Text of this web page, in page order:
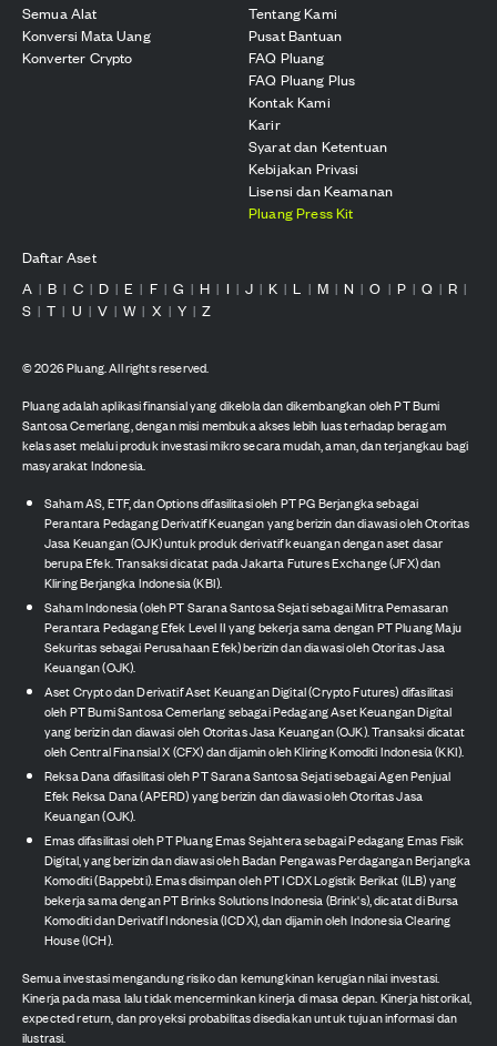
Semua Alat
Konversi Mata Uang
Konverter Crypto
Tentang Kami
Pusat Bantuan
FAQ Pluang
FAQ Pluang Plus
Kontak Kami
Karir
Syarat dan Ketentuan
Kebijakan Privasi
Lisensi dan Keamanan
Pluang Press Kit
Daftar Aset
A | B | C | D | E | F | G | H | I | J | K | L | M | N | O | P | Q | R |
S | T | U | V | W | X | Y | Z
©2026Pluang. All rights reserved.
Pluang adalah aplikasi finansial yang dikelola dan dikembangkan oleh PT Bumi
Santosa Cemerlang, dengan misi membuka akses lebih luas terhadap beragam
kelas aset melalui produk investasi mikro secara mudah, aman, dan terjangkau bagi
masyarakat Indonesia.
Saham AS, ETF, dan Options difasilitasi oleh PT PG Berjangka sebagai
Perantara Pedagang Derivatif Keuangan yang berizin dan diawasi oleh Otoritas
Jasa Keuangan (OJK) untuk produk derivatif keuangan dengan aset dasar
berupa Efek. Transaksi dicatat pada Jakarta Futures Exchange (JFX) dan
Kliring Berjangka Indonesia (KBI).
Saham Indonesia (oleh PT Sarana Santosa Sejati sebagai Mitra Pemasaran
Perantara Pedagang Efek Level II yang bekerja sama dengan PT Pluang Maju
Sekuritas sebagai Perusahaan Efek) berizin dan diawasi oleh Otoritas Jasa
Keuangan (OJK).
Aset Crypto dan Derivatif Aset Keuangan Digital (Crypto Futures) difasilitasi
oleh PT Bumi Santosa Cemerlang sebagai Pedagang Aset Keuangan Digital
yang berizin dan diawasi oleh Otoritas Jasa Keuangan (OJK). Transaksi dicatat
oleh Central Finansial X (CFX) dan dijamin oleh Kliring Komoditi Indonesia (KKI).
Reksa Dana difasilitasi oleh PT Sarana Santosa Sejati sebagai Agen Penjual
Efek Reksa Dana (APERD) yang berizin dan diawasi oleh Otoritas Jasa
Keuangan (OJK).
Emas difasilitasi oleh PT Pluang Emas Sejahtera sebagai Pedagang Emas Fisik
Digital, yang berizin dan diawasi oleh Badan Pengawas Perdagangan Berjangka
Komoditi (Bappebti). Emas disimpan oleh PT ICDX Logistik Berikat (ILB) yang
bekerja sama dengan PT Brinks Solutions Indonesia (Brink's), dicatat di Bursa
Komoditi dan Derivatif Indonesia (ICDX), dan dijamin oleh Indonesia Clearing
House (ICH).
Semua investasi mengandung risiko dan kemungkinan kerugian nilai investasi.
Kinerja pada masa lalu tidak mencerminkan kinerja di masa depan. Kinerja historikal,
expected return, dan proyeksi probabilitas disediakan untuk tujuan informasi dan
ilustrasi.